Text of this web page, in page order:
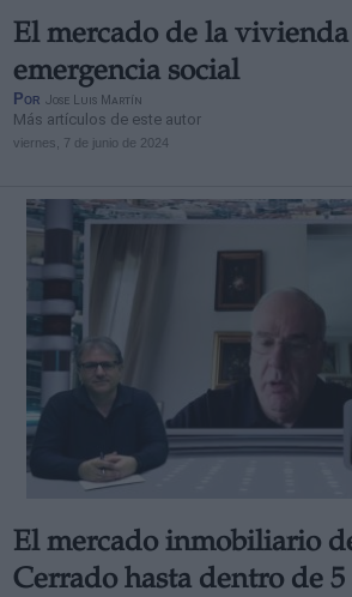
El mercado de la
emergencia social
Por Jose Luis Martín
Más artículos de este autor
viernes, 7 de junio de 2024
El mercado inmobiliario
Cerrado hasta dentro de 5